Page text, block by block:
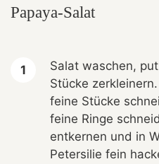
Papaya-Salat
Salat waschen,
Stücke
feine Stücke
feine Ringe
entkernen und in
Petersilie fein